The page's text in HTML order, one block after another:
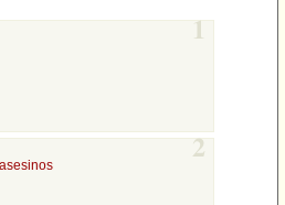
1
2